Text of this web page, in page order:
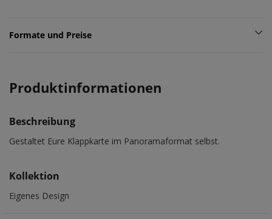
Formate und Preise
Produktinformationen
Beschreibung
Gestaltet Eure Klappkarte im Panoramaformat selbst.
Kollektion
Eigenes Design